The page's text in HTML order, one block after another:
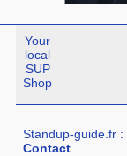
Your
local
SUP
Shop
Standup-guide.fr :
Contact